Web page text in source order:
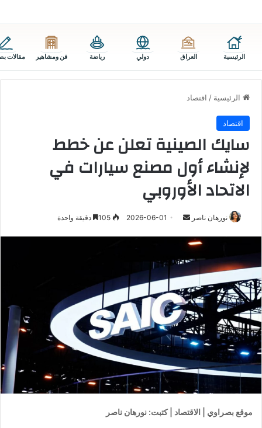
الرئيسية العراق دولي رياضة فن ومشاهير مقالات
الرئيسية / اقتصاد
اقتصاد
سايك الصينية تعلن عن خطط
لإنشاء أول مصنع سيارات في
الاتحاد الأوروبي
نورهان ناصر
أرسل 2026-06-01 دقيقة واحدة
موقع بصراوي | الاقتصاد | كتبت: نورهان ناصر